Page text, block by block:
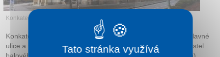
Konkatedrála sv. Mikuláše
Konkatedrála svatého Mikuláše se nachází v severní části Hlavné
ulice a tvoří jednu z dominant města. Jedná se o trojlodní kostel
Tato stránka využívá